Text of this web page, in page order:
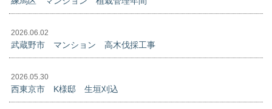
2026.06.02
武蔵野市 マンション 高木伐採工事
2026.05.30
西東京市 K様邸 生垣刈込